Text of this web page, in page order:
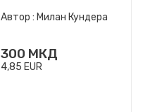
Автор : Милан Кундера
300 МКД
4,85 EUR